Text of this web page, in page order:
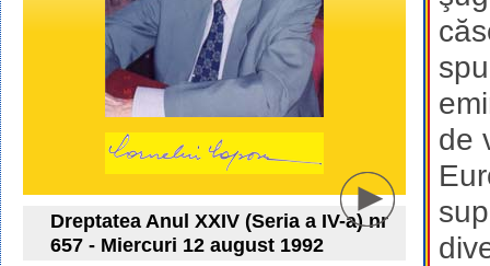
de
Dreptatea Anul XXIV (Seria a IV-a) nr
657 - Miercuri 12 august 1992